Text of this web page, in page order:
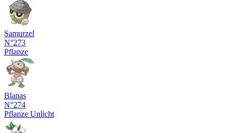
Samurzel
N°273
Pflanze
Blanas
N°274
Pflanze Unlicht